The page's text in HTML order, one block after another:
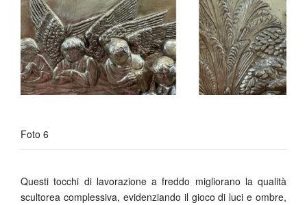
Foto 6
Questi tocchi di lavorazione a freddo migliorano la qualità
scultorea complessiva, evidenziando il gioco di luci e ombre,